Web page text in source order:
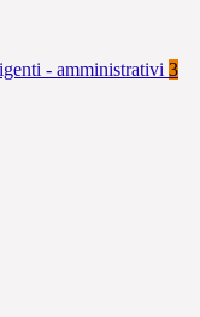
- amministrativi 3